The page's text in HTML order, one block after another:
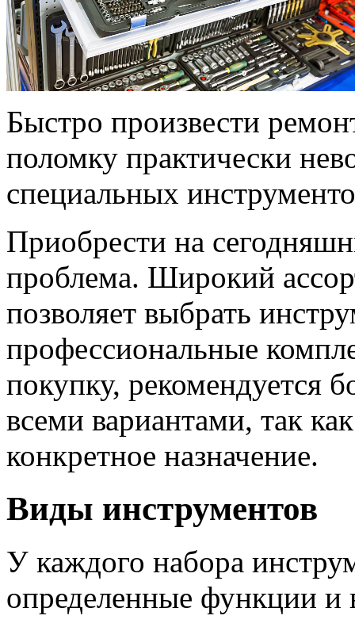
Быстро произвести
поломку практически
специальных
Приобрести на
проблема. Широкий
позволяет выбрать
профессиональные
покупку, рекомендуется
всеми вариантами, так
конкретное назначение.
Виды инструментов
У каждого набора
определенные функции и